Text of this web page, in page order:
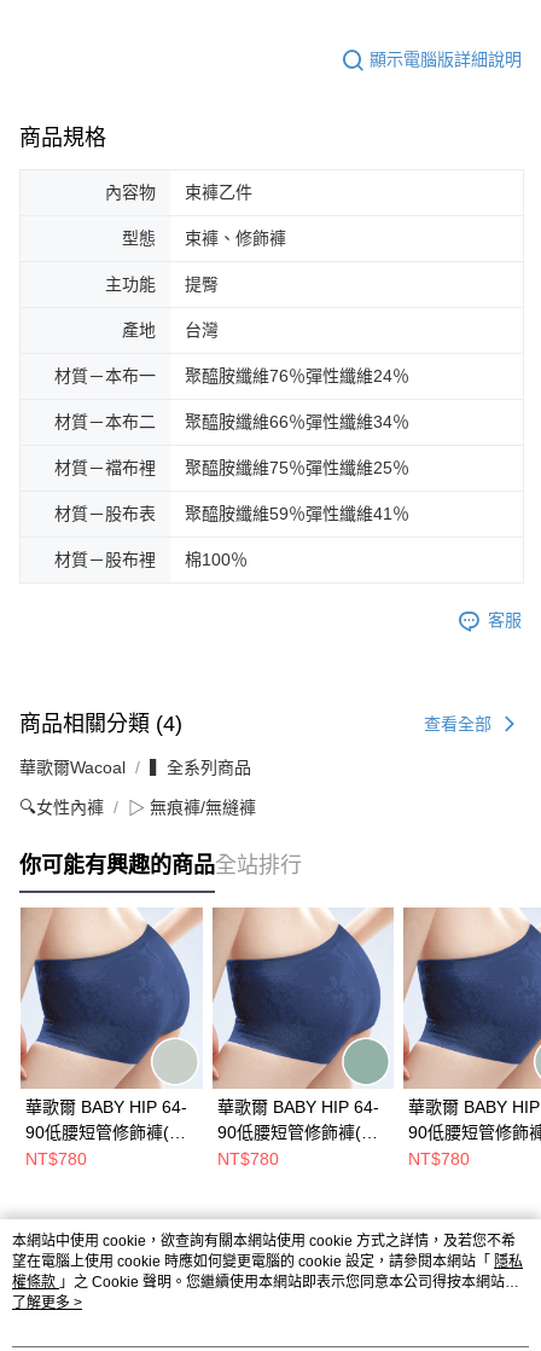
顯示電腦版詳細說明
商品規格
內容物 束褲乙件
型態 束褲、修飾褲
主功能 提臀
產地 台灣
材質－本布一 聚醯胺纖維76％彈性纖維24％
材質－本布二 聚醯胺纖維66％彈性纖維34％
材質－襠布裡 聚醯胺纖維75％彈性纖維25％
材質－股布表 聚醯胺纖維59％彈性纖維41％
材質－股布裡 棉100％
客服
商品相關分類 (4) 查看全部
華歌爾Wacoal ▍全系列商品
🔍女性內褲 ▷ 無痕褲/無縫褲
你可能有興趣的商品全站排行
華歌爾 BABY HIP 64-
90低腰短管修飾褲(胭
光綠) 壓腹提臀-無縫無
NT$780
華歌爾 BABY HIP 64-
90低腰短管修飾褲(北
極綠) 壓腹提臀-無縫無
NT$780
華歌爾 BABY
90低腰短管修飾
鑽綠) 壓腹提臀-
NT$780
熱門標籤